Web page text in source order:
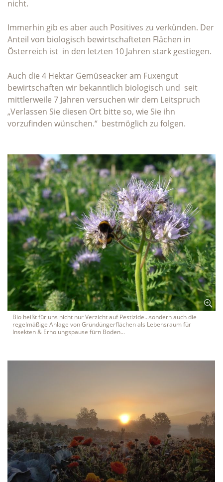
nicht.
Immerhin gib es aber auch Positives zu verkünden. Der
Anteil von biologisch bewirtschafteten Flächen in
Österreich ist in den letzten 10 Jahren stark gestiegen.
Auch die 4 Hektar Gemüseacker am Fuxengut
bewirtschaften wir bekanntlich biologisch und seit
mittlerweile 7 Jahren versuchen wir dem Leitspruch
„Verlassen Sie diesen Ort bitte so, wie Sie ihn
vorzufinden wünschen.“ bestmöglich zu folgen.
Bio heißt für uns nicht nur Verzicht auf Pestizide...sondern auch die
regelmäßige Anlage von Gründüngerflächen als Lebensraum für
Insekten & Erholungspause fürn Boden...